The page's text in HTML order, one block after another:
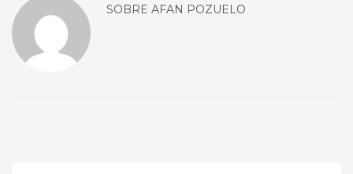
SOBRE AFAN POZUELO